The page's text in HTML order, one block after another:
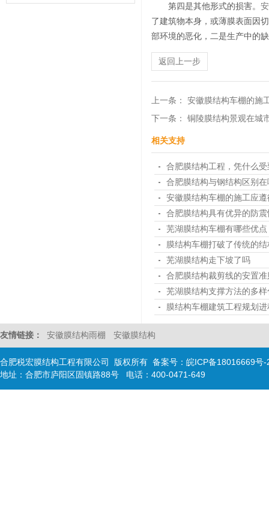
第四是其他形式的损害。
了建筑物本身，或薄膜表面因
部环境的恶化，二是生产中的
返回上一步
上一条： 安徽膜结构车棚的施
下一条： 铜陵膜结构景观在城
相关支持
合肥膜结构工程，凭什么
合肥膜结构与钢结构区别
安徽膜结构车棚的施工应
合肥膜结构具有优异的防震
芜湖膜结构车棚有哪些优点
膜结构车棚打破了传统的
芜湖膜结构走下坡了吗
合肥膜结构裁剪线的安置准
芜湖膜结构支撑方法的多样
膜结构车棚建筑工程规划
友情链接： 安徽膜结构雨棚 安徽膜结构
合肥税宏膜结构工程有限公司 版权所有 备案号： 皖ICP备18016669号-
地址：合肥市庐阳区固镇路88号 电话：400-0471-649